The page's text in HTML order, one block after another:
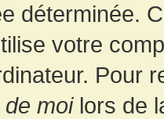
déterminée.
votre
Pour
moilors de